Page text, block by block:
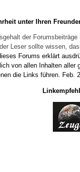
unter Ihren
der
Leser sollte wissen,
Forums erklärt
von allen Inhalten
die Links führen. Feb.